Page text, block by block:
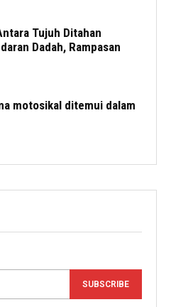
Tujuh Ditahan
Dadah, Rampasan
motosikal ditemui dalam
SUBSCRIBE